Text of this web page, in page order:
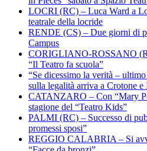
LOCRI (RC) – Luca Ward a
teatrale della locride
RENDE (CS) – Due giorni di
Campus
CORIGLIANO-ROSSANO
“Il Teatro fa scuola”
“Se dicessimo la verità –
sulla legalità arriva a Crotone e
CATANZARO – Con “Mary
stagione del “Teatro Kids”
PALMI (RC) – Successo di
promessi sposi”
REGGIO CALABRIA – Si